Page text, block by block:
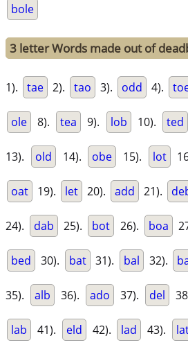
bole
3 letter Words made out of
1). tae 2). tao 3). odd 4).
ole 8). tea 9). lob 10). ted
13). old 14). obe 15). lot
oat 19). let 20). add 21).
24). dab 25). bot 26). boa
bed 30). bat 31). bal 32).
35). alb 36). ado 37). del
lab 41). eld 42). lad 43).